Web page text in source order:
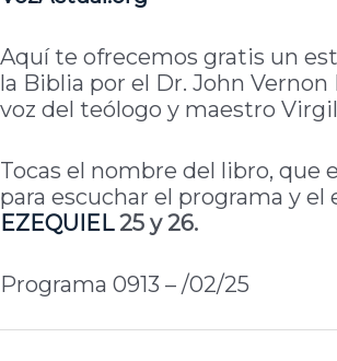
Aquí te ofrecemos gratis un
la Biblia por el Dr. John Vernon
voz del teólogo y maestro
Tocas el nombre del libro, que
para escuchar el programa y el
EZEQUIEL25 y 26.
Programa 0913 – /02/25